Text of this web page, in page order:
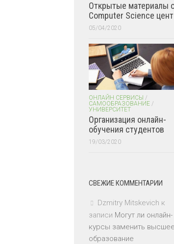
Открытые материалы
Computer Science
05/04/2020
ОНЛАЙН СЕРВИСЫ /
САМООБРАЗОВАНИЕ /
УНИВЕРСИТЕТ
Организация онлайн-
обучения студентов
19/03/2020
СВЕЖИЕ КОММЕНТАРИИ
Dzmitry Mitskevich к
записи Могут ли онлайн-
курсы заменить
образование